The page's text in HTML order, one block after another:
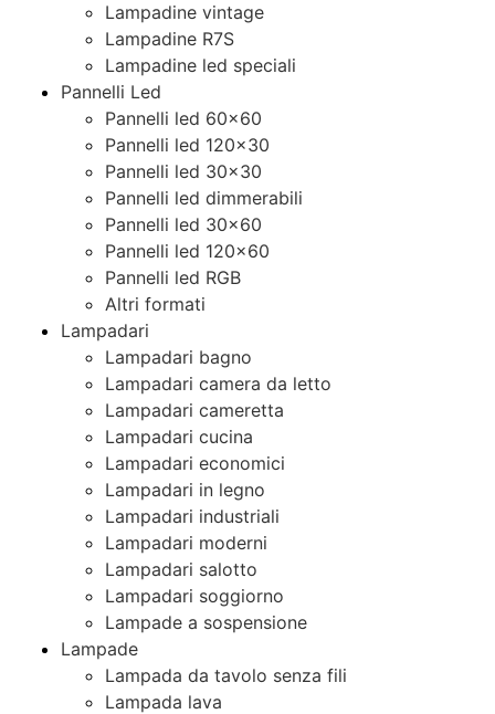
Lampadine vintage
Lampadine R7S
Lampadine led speciali
Pannelli Led
Pannelli led 60×60
Pannelli led 120×30
Pannelli led 30×30
Pannelli led dimmerabili
Pannelli led 30×60
Pannelli led 120×60
Pannelli led RGB
Altri formati
Lampadari
Lampadari bagno
Lampadari camera da letto
Lampadari cameretta
Lampadari cucina
Lampadari economici
Lampadari in legno
Lampadari industriali
Lampadari moderni
Lampadari salotto
Lampadari soggiorno
Lampade a sospensione
Lampade
Lampada da tavolo senza fili
Lampada lava